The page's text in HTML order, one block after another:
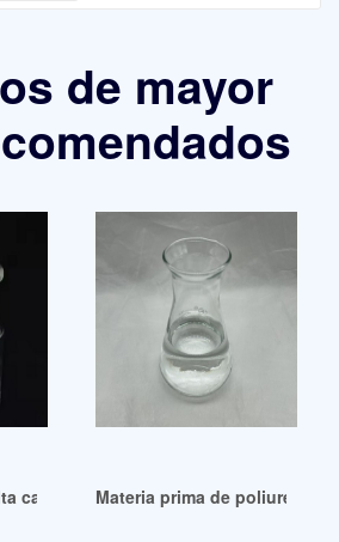
de mayor
calidad – Productos químicos
Materia prima de